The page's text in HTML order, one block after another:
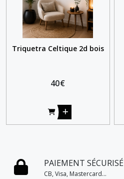
Triquetra Celtique 2d bois
40€
PAIEMENT SÉCURISÉ
CB, Visa, Mastercard...